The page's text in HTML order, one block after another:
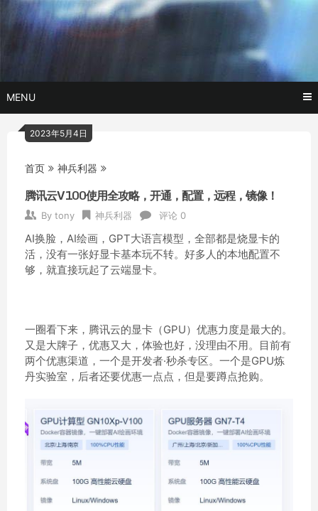
托尼不是
塔克
玩转AI黑科技,AI换脸，AI绘画，AI聊天….
MENU
2023年5月4日
首页 神兵利器
腾讯云V100使用全攻略，开通，配置，远程，镜像！
By tony 神兵利器 评论 0
AI换脸，AI绘画，GPT大语言模型，全部都是烧显卡的
活，没有一张好显卡基本玩不转。好多人的本地配置不
够，就直接玩起了云端显卡。
一圈看下来，腾讯云的显卡（GPU）优惠力度是最大的。
又是大牌子，优惠又大，体验也好，没理由不用。目前有
两个优惠渠道，一个是开发者·秒杀专区。一个是GPU炼
丹实验室，后者还要优惠一点点，但是要蹲点抢购。